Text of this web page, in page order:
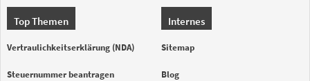
Top Themen
Vertraulichkeitserklärung (NDA)
Steuernummer beantragen
Internes
Sitemap
Blog